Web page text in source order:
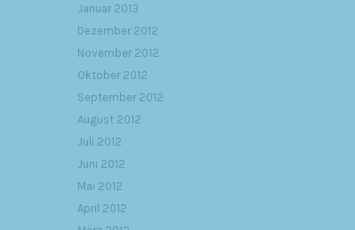
Januar 2013
Dezember 2012
November 2012
Oktober 2012
September 2012
August 2012
Juli 2012
Juni 2012
Mai 2012
April 2012